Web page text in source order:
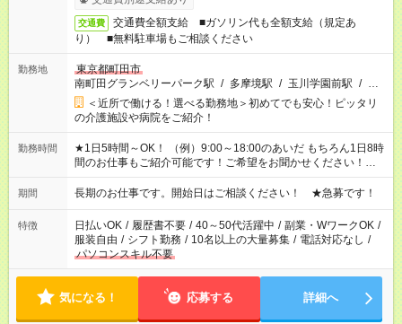
交通費
交通費全額支給 ■ガソリン代も全額支給（規定あ
り） ■無料駐車場もご相談ください
勤務地
東京都町田市
南町田グランベリーパーク駅 / 多摩境駅 / 玉川学園前駅 / …
＜近所で働ける！選べる勤務地＞初めてでも安心！ピッタリ
の介護施設や病院をご紹介！
勤務時間
★1日5時間～OK！ （例）9:00～18:00のあいだ もちろん1日8時
間のお仕事もご紹介可能です！ご希望をお聞かせください！★家
庭の都合でお休みが必要な場合も遠慮なくご相談ください。 ※
週最低15時間以上の勤務が必要です
期間 長期のお仕事です。開始日はご相談ください！ ★急募です！
特徴 日払いOK / 履歴書不要 / 40～50代活躍中 / 副業・WワークOK /
服装自由 / シフト勤務 / 10名以上の大量募集 / 電話対応なし /
パソコンスキル不要
気になる！ 応募する 詳細へ